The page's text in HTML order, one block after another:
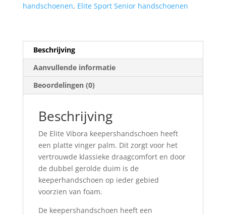
handschoenen, Elite Sport Senior handschoenen
Beschrijving
Aanvullende informatie
Beoordelingen (0)
Beschrijving
De Elite Vibora keepershandschoen heeft
een platte vinger palm. Dit zorgt voor het
vertrouwde klassieke draagcomfort en door
de dubbel gerolde duim is de
keeperhandschoen op ieder gebied
voorzien van foam.
De keepershandschoen heeft een